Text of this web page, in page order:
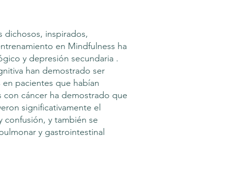
dichosos, inspirados,
en Mindfulness ha
y depresión secundaria .
han demostrado ser
pacientes que habían
cáncer ha demostrado que
significativamente el
confusión, y también se
y gastrointestinal